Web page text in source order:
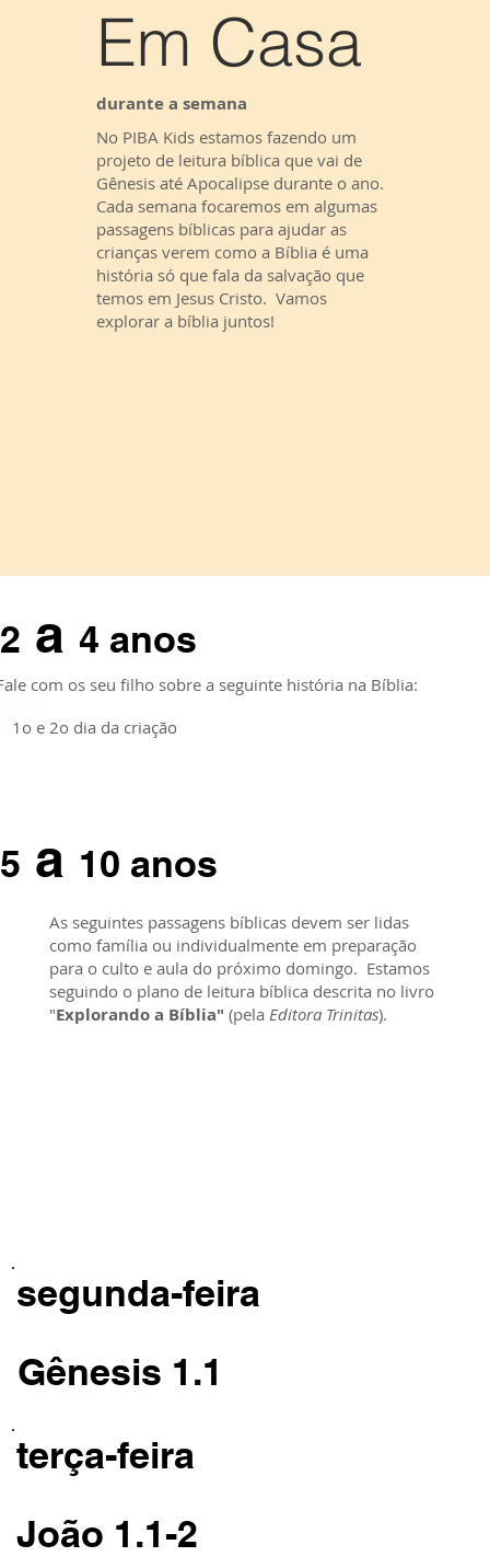
durante a semana
Em Casa
No PIBA Kids estamos fazendo um
projeto de leitura bíblica que vai de
Gênesis até Apocalipse durante o ano.
Cada semana focaremos em algumas
passagens bíblicas para ajudar as
crianças verem como a Bíblia é uma
história só que fala da salvação que
temos em Jesus Cristo. Vamos
explorar a bíblia juntos!
2 a 4 anos
com os seu filho sobre a seguinte história na Bíblia:
1o e 2o dia da criação
5 a 10 anos
As seguintes passagens bíblicas devem ser lidas
como família ou individualmente em preparação
para o culto e aula do próximo domingo. Estamos
seguindo o plano de leitura bíblica descrita no livro
"Explorando a Bíblia" (pela Editora Trinitas).
segunda-feira
Gênesis 1.1
terça-feira
João 1.1-2